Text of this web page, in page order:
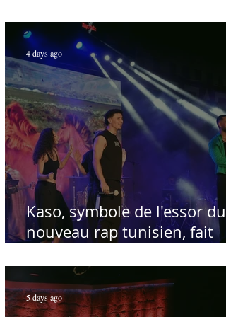
Par Sofien Manaï
Kaso, symbole de l'essor du
nouveau rap tunisien, fait
international de Sfax - Par
Sofien Manaï
4 days ago
5 days ago